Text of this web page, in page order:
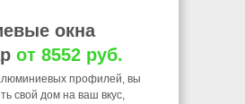
окна
от 8552 руб.
профилей, вы
свой дом на ваш вкус,